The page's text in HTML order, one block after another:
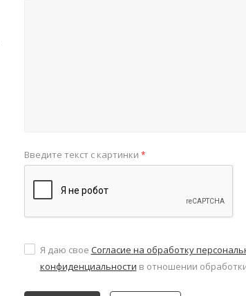
Введите текст с картинки *
Я даю свое Согласие на обработку
конфиденциальности в отношении